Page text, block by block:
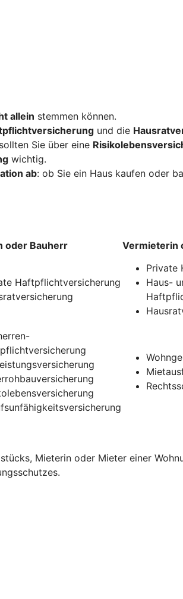
allein stemmen können.
und die
Sie über eine
wichtig.
ab: ob Sie ein Haus kaufen oder
oder Bauherr Vermieterin
Haftpflichtversicherung
Private
Haus-
Mieterin oder Mieter einer